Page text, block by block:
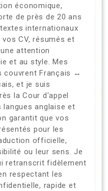
économique,
de près de 20 ans
internationaux
CV, résumés et
attention
et au style. Mes
couvrent Français ↔
et je suis
la Cour d'appel
langues anglaise et
garantit que vos
pour les
officielle,
ou leur sens. Je
retranscrit fidèlement
respectant les
rapide et